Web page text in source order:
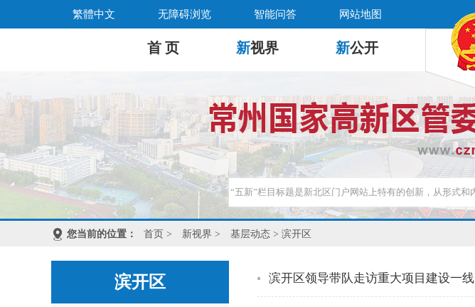
繁體中文 无障碍浏览 智能问答 网站地图
首 页 新视界 新公开
您当前的位置： 首页 > 新视界 > 基层动态 > 滨开区
滨开区 滨开区领导带队走访重大项目建设一线